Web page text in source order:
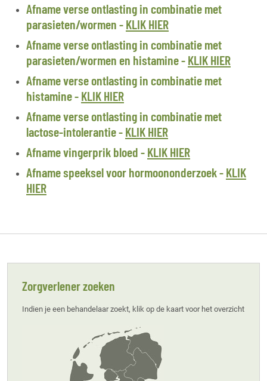
Afname verse ontlasting in combinatie met
parasieten/wormen -KLIK HIER
Afname verse ontlasting in combinatie met
parasieten/wormen en histamine -KLIK HIER
Afname verse ontlasting in combinatie met
histamine -KLIK HIER
Afname verse ontlasting in combinatie met
lactose-intolerantie -KLIK HIER
Afname vingerprik bloed -KLIK HIER
Afname speeksel voor hormoononderzoek -KLIK
HIER
Zorgverlener zoeken
Indien je een behandelaar zoekt, klik op de kaart voor het overzicht